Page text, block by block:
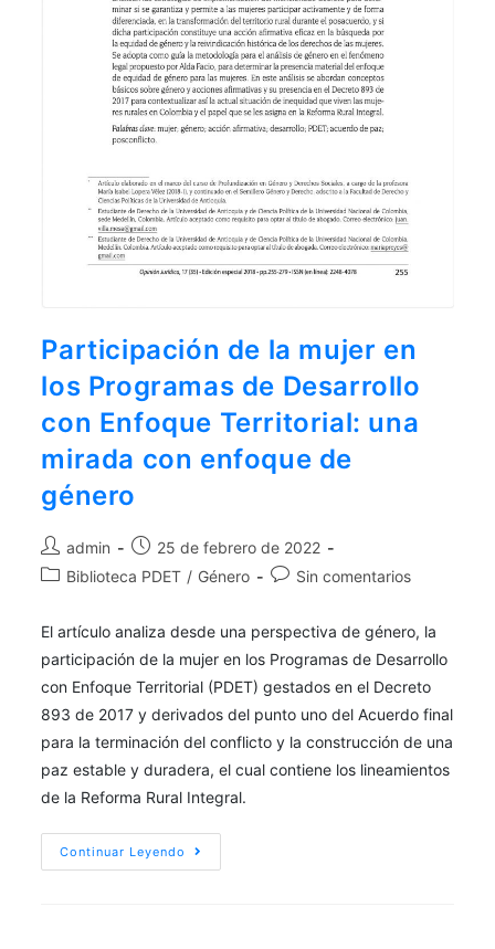
de información previa al mes de julio
de 2026.
Participación de la mujer en
los Programas de Desarrollo
con Enfoque Territorial: una
mirada con enfoque de
género
admin
25 de febrero de 2022
Biblioteca PDET / Género Sin comentarios
El artículo analiza desde una perspectiva de género, la
participación de la mujer en los Programas de Desarrollo
con Enfoque Territorial (PDET) gestados en el Decreto
893 de 2017 y derivados del punto uno del Acuerdo final
para la terminación del conflicto y la construcción de una
paz estable y duradera, el cual contiene los lineamientos
de la Reforma Rural Integral.
Continuar Leyendo